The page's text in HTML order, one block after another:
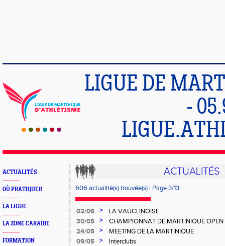
LIGUE DE
-
ACTUALITÉS
OÙ PRATIQUER
LA LIGUE
LA ZONE CARAÏBE
FORMATION
ACTUALITÉS
606 actualité(s) trouvée(s) | Page 3/13
02/06 >
LA VAUCLINOISE
30/05
>
CHAMPIONNAT DE MARTINIQUE OPEN
24/05
>
MEETING DE LA MARTINIQUE
09/05
>
Interclubs